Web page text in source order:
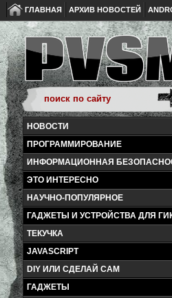
ГЛАВНАЯ АРХИВ НОВОСТЕЙ
НОВОСТИ
ПРОГРАММИРОВАНИЕ
ИНФОРМАЦИОННАЯ
ЭТО ИНТЕРЕСНО
НАУЧНО-ПОПУЛЯРНОЕ
ГАДЖЕТЫ И УСТРОЙСТВА ДЛЯ
ТЕКУЧКА
JAVASCRIPT
DIY ИЛИ СДЕЛАЙ САМ
ГАДЖЕТЫ